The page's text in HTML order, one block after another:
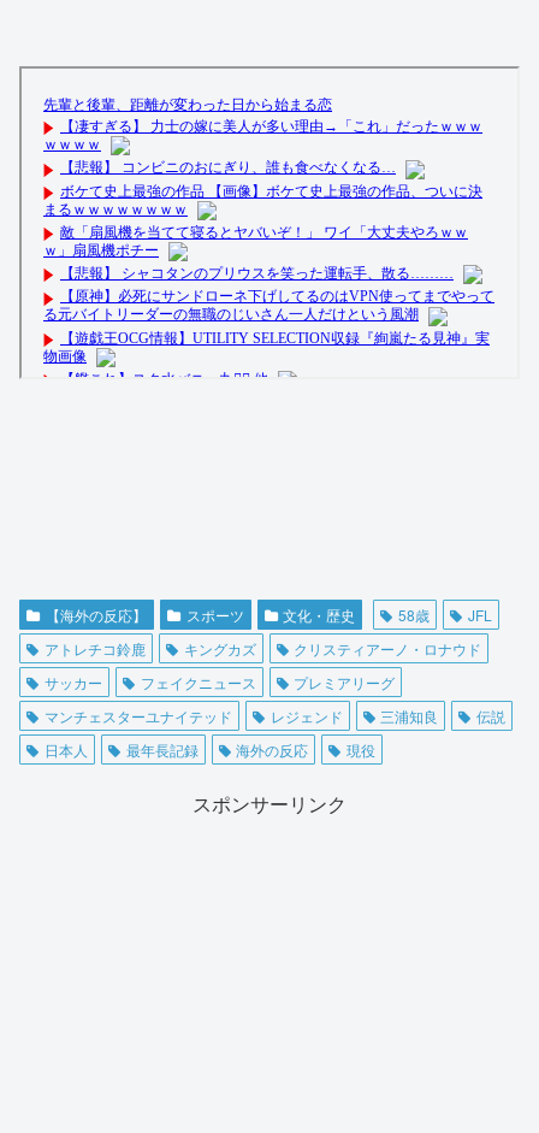
【海外の反応】 スポーツ 文化・歴史 58歳
JFL
アトレチコ鈴鹿
キングカズ
クリスティアーノ・ロナウド
サッカー
フェイクニュース
プレミアリーグ
マンチェスターユナイテッド
レジェンド 三浦知良
伝説
日本人
最年長記録 海外の反応 現役
スポンサーリンク